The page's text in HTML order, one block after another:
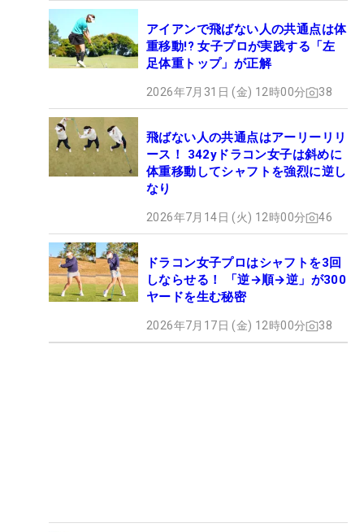
アイアンで飛ばない人の共通点は体
重移動!? 女子プロが実践する「左
足体重トップ」が正解
2026年7月31日 (金) 12時00分 38
飛ばない人の共通点はアーリーリリ
ース！ 342yドラコン女子は斜めに
体重移動してシャフトを強烈に逆し
なり
2026年7月14日 (火) 12時00分 46
ドラコン女子プロはシャフトを3回
しならせる！ 「逆→順→逆」が300
ヤードを生む秘密
2026年7月17日 (金) 12時00分 38